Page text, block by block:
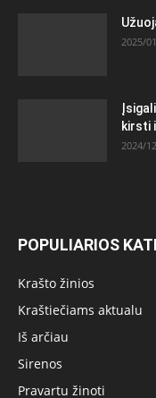
2025/
kirsti
2024/
POPULIARIOS
Krašto žinios
Kraštiečiams aktualu
Iš arčiau
Sirenos
Pravartu žinoti